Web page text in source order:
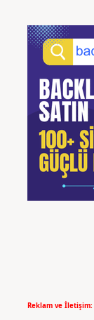
Reklam ve İletişim: